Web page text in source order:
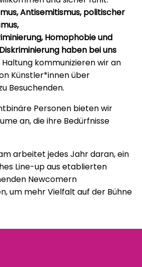
Antisemitismus, politischer
Homophobie und
haben bei uns
Haltung kommunizieren wir an
Künstler*innen über
Besuchenden.
Personen bieten wir
an, die ihre Bedürfnisse
arbeitet jedes Jahr daran, ein
Line-up aus etablierten
Newcomern
um mehr Vielfalt auf der Bühne